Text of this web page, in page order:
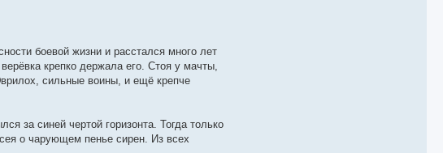
боевой жизни и расстался много лет
крепко держала его. Стоя у мачты,
сильные воины, и ещё крепче
за синей чертой горизонта. Тогда только
о чарующем пенье сирен. Из всех